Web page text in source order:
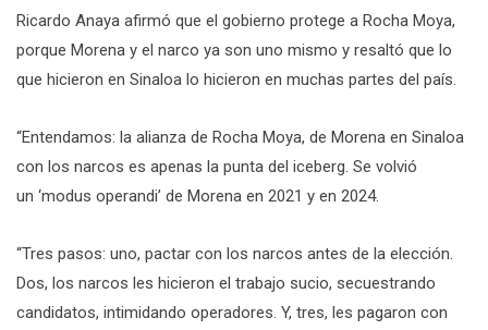
Ricardo Anaya afirmó que el gobierno protege a Rocha Moya,
porque Morena y el narco ya son uno mismo y resaltó que lo
que hicieron en Sinaloa lo hicieron en muchas partes del país.
“Entendamos: la alianza de Rocha Moya, de Morena en Sinaloa
con los narcos es apenas la punta del iceberg. Se volvió
un ‘modus operandi’ de Morena en 2021 y en 2024.
“Tres pasos: uno, pactar con los narcos antes de la elección.
Dos, los narcos les hicieron el trabajo sucio, secuestrando
candidatos, intimidando operadores. Y, tres, les pagaron con